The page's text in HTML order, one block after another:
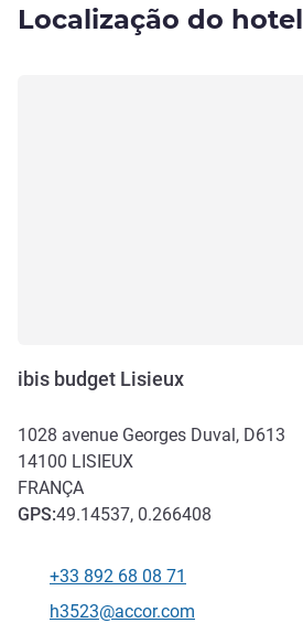
Localização do hotel
ibis budget Lisieux
1028 avenue Georges Duval, D613
14100 LISIEUX
FRANÇA
GPS:49.14537, 0.266408
Telefone
+33 892 68 08 71
E-mail de contacto
h3523@accor.com